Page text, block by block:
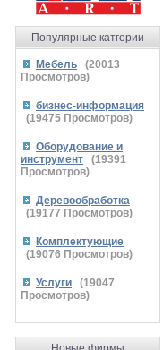
Популярные катгории
Мебель (20013
Просмотров)
бизнес-информация
(19475 Просмотров)
Оборудование и
инструмент
(19391
Просмотров)
Деревообработка
(19177 Просмотров)
Комплектующие
(19076 Просмотров)
Услуги (19047
Просмотров)